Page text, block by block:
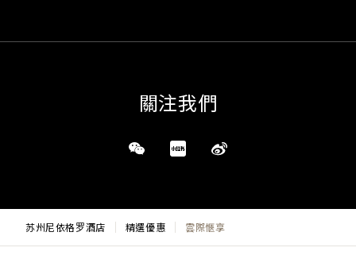
關注我們
苏州尼依格罗酒店 精選優惠 雲際愜享